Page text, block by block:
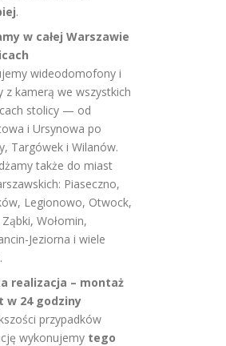
.
w całej Warszawie
wideodomofony i
z kamerą we wszystkich
stolicy — od
i Ursynowa po
Targówek i Wilanów.
także do miast
Piaseczno,
Legionowo, Otwock,
Wołomin,
Jeziorna i wiele
realizacja – montaż
w 24 godziny
przypadków
wykonujemy tego